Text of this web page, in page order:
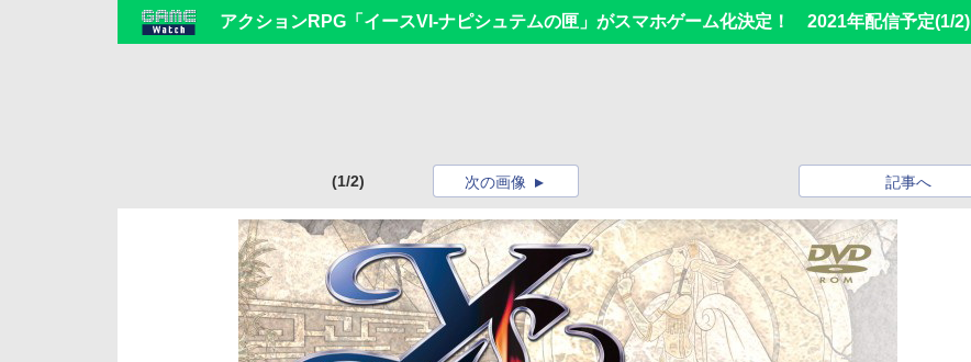
アクションRPG「イースVI-ナピシュテムの匣」がスマホゲーム化決定！ 2021年配信予定(1/2)
(1/2) 次の画像 記事へ